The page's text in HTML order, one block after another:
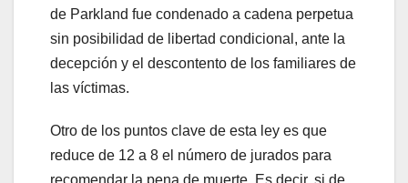
de Parkland fue condenado a cadena perpetua
sin posibilidad de libertad condicional, ante la
decepción y el descontento de los familiares de
las víctimas.
Otro de los puntos clave de esta ley es que
reduce de 12 a 8 el número de jurados para
recomendar la pena de muerte. Es decir, si de